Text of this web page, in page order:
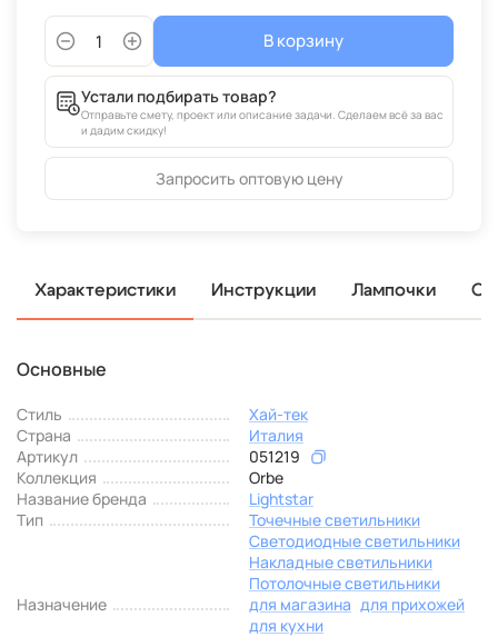
В корзину
Устали подбирать товар?
Отправьте смету, проект или описание задачи. Сделаем всё за вас
и дадим скидку!
Запросить оптовую цену
Характеристики Инструкции Лампочки
Основные
Стиль
Хай-тек
Страна
Италия
Артикул
051219
Коллекция
Orbe
Название бренда
Lightstar
Тип
Точечные светильники
Светодиодные светильники
Накладные светильники
Потолочные светильники
Назначение
для магазина для прихожей
для кухни